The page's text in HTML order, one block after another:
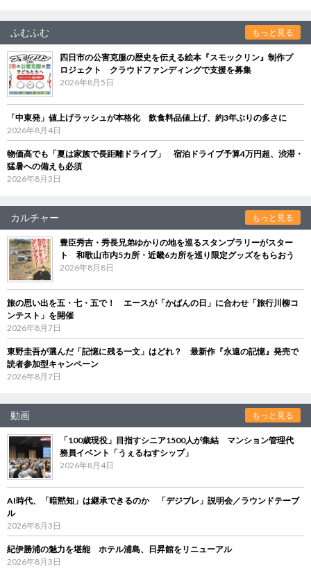
ふむふむ もっと見る
四日市の公害克服の歴史を伝える絵本『スモックリン』制作プ
ロジェクト クラウドファンディングで支援を募集
2026年8月5日
「中東発」値上げラッシュが本格化 飲食料品値上げ、約3年ぶりの多さに
2026年8月4日
物価高でも「夏は家族で長距離ドライブ」 宿泊ドライブ予算4万円超、渋滞・
猛暑への備えも必須
2026年8月3日
カルチャー もっと見る
豊臣秀吉・秀長兄弟ゆかりの地を巡るスタンプラリーがスター
ト 和歌山市内5カ所・近畿6カ所を巡り限定グッズをもらおう
2026年8月8日
旅の思い出を五・七・五で！ エースが「かばんの日」に合わせ「旅行川柳コ
ンテスト」を開催
2026年8月7日
東野圭吾が選んだ「記憶に残る一文」はどれ？ 最新作『永遠の記憶』発売で
読者参加型キャンペーン
2026年8月7日
動画 もっと見る
「100歳現役」目指すシニア1500人が集結 マンション管理代
務員イベント「うぇるねすシップ」
2026年8月4日
AI時代、「暗黙知」は継承できるのか 「デジブレ」説明会／ラウンドテーブ
ル
2026年8月3日
紀伊勝浦の魅力を堪能 ホテル浦島、日昇館をリニューアル
2026年8月3日